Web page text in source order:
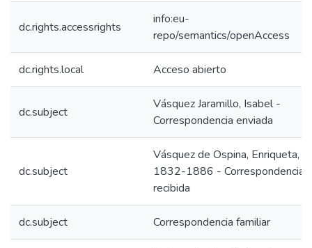
dc.rights.accessrights
info:eu-
repo/semantics/openAccess
dc.rights.local Acceso abierto
dc.subject
Vásquez Jaramillo, Isabel -
Correspondencia enviada
dc.subject
Vásquez de Ospina, Enriqueta,
1832-1886 - Correspondencia
recibida
dc.subject Correspondencia familiar